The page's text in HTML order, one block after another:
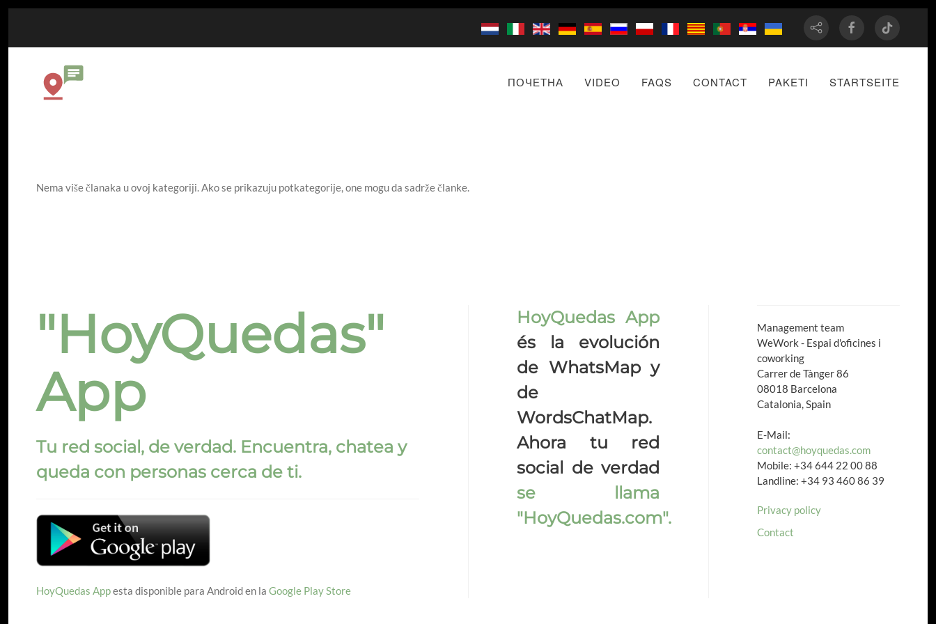
ПОЧЕТНА VIDEO FAQS CONTACT PAKETI STARTSEITE
Nema više članaka u ovoj kategoriji. Ako se prikazuju potkategorije, one mogu da sadrže članke.
"HoyQuedas"
App
Tu red social, de verdad. Encuentra, chatea y
queda con personas cerca de ti.
HoyQuedas Appesta disponible para Android en la Google Play Store
HoyQuedas App
és la evolución
de WhatsMap y
de
WordsChatMap.
Ahora tu red
social de verdad
se llama
"HoyQuedas.com".
Management team
WeWork - Espai d'oficines i
coworking
Carrer de Tànger 86
08018 Barcelona
Catalonia, Spain
E-Mail:
contact@hoyquedas.com
Mobile: +34 644 22 00 88
Landline: +34 93 460 86 39
Privacy policy
Contact